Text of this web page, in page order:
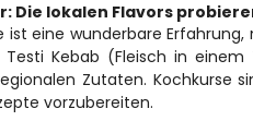
Die lokalen Flavors
ist eine wunderbare
Testi Kebab (Fleisch in
Zutaten. Kochkurse
vorzubereiten.